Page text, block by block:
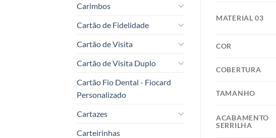
Carimbos
Cartão de Fidelidade
Cartão de Visita
Cartão de Visita Duplo
Cartão Fio Dental - Fiocard
Personalizado
Cartazes
Carteirinhas
MATERIAL 03
COR
COBERTURA
TAMANHO
ACABAMENTO
SERRILHA